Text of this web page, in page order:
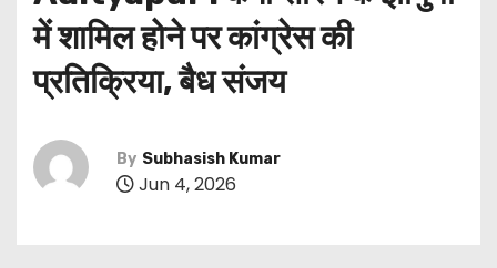
में शामिल होने पर कांग्रेस की
प्रतिक्रिया, बैध संजय
By Subhasish Kumar
Jun 4, 2026